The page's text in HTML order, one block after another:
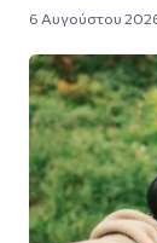
6 Αυγούστου